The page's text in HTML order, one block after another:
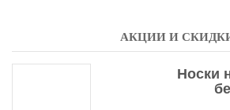
АКЦИИ И
Носки